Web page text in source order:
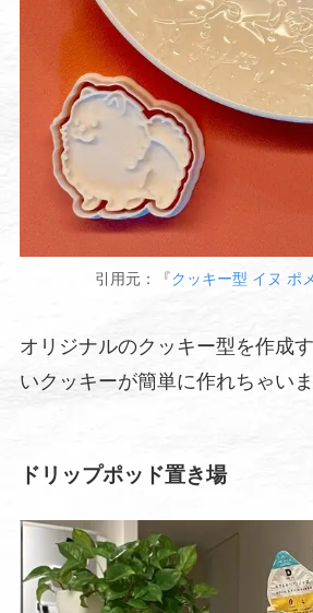
引用元：『クッキー型 イヌ ポ
オリジナルのクッキー型を作成
いクッキーが簡単に作れちゃいま
ドリップポッド置き場